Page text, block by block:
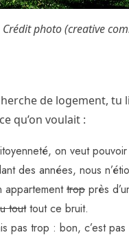
Crédit photo (creative
de logement,
qu’on voulait :
on veut
des années, nous
appartementtrop près
touttout ce bruit.
pas trop : bon, c’est